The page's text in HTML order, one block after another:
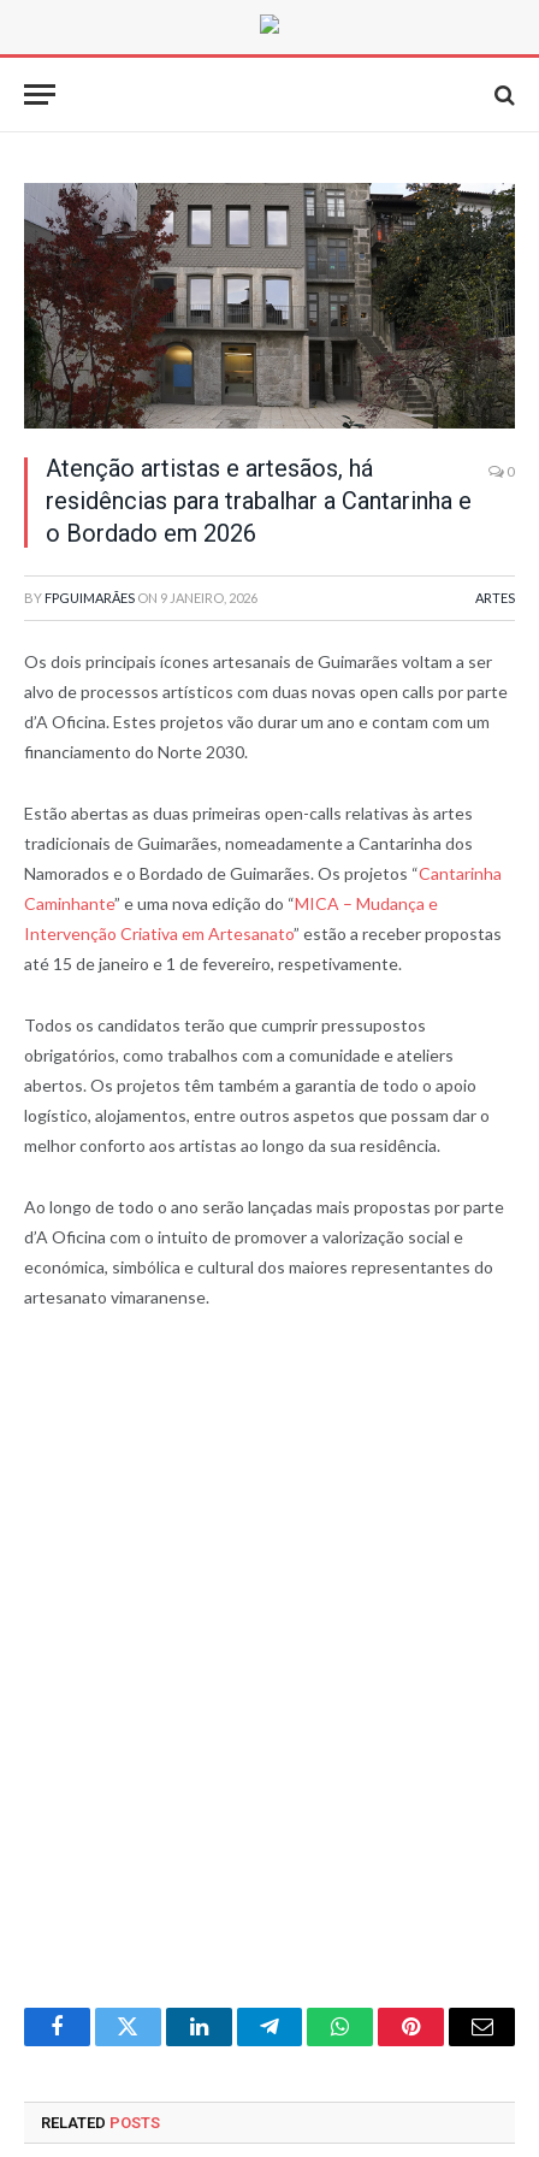
Atenção artistas e artesãos, há
residências para trabalhar a Cantarinha e
o Bordado em 2026
0
BY FPGUIMARÃES ON 9 JANEIRO, 2026 ARTES
Os dois principais ícones artesanais de Guimarães voltam a ser
alvo de processos artísticos com duas novas open calls por parte
d’A Oficina. Estes projetos vão durar um ano e contam com um
financiamento do Norte 2030.
Estão abertas as duas primeiras open-calls relativas às artes
tradicionais de Guimarães, nomeadamente a Cantarinha dos
Namorados e o Bordado de Guimarães. Os projetos “Cantarinha
Caminhante” e uma nova edição do “MICA – Mudança e
Intervenção Criativa em Artesanato” estão a receber propostas
até 15 de janeiro e 1 de fevereiro, respetivamente.
Todos os candidatos terão que cumprir pressupostos
obrigatórios, como trabalhos com a comunidade e ateliers
abertos. Os projetos têm também a garantia de todo o apoio
logístico, alojamentos, entre outros aspetos que possam dar o
melhor conforto aos artistas ao longo da sua residência.
Ao longo de todo o ano serão lançadas mais propostas por parte
d’A Oficina com o intuito de promover a valorização social e
económica, simbólica e cultural dos maiores representantes do
artesanato vimaranense.
FacebookTwitter LinkedInTelegramWhatsAppPinterestEmail
RELATED POSTS